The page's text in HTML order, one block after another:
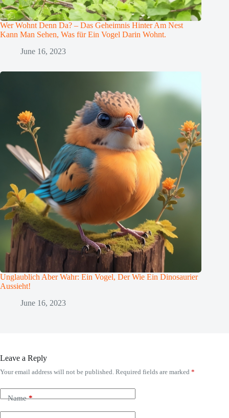
Wer Wohnt Denn Da? – Das Geheimnis Hinter Am Nest
Kann Man Sehen, Was für Ein Vogel Darin Wohnt.
June 16, 2023
Unglaublich Aber Wahr: Ein Vogel, Der Wie Ein Dinosaurier
Aussieht!
June 16, 2023
Leave a Reply
Your email address will not be published. Required fields are marked *
Name*